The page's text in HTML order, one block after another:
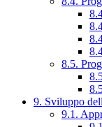
8.5.
9. Sviluppo
9.1.